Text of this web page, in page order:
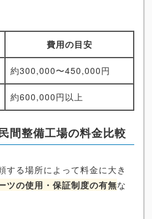
費用の目安
約300,000〜450,000円
約600,000円以上
間整備工場の料金比較
する場所によって料金に大き
ツの使用・保証制度の有無な